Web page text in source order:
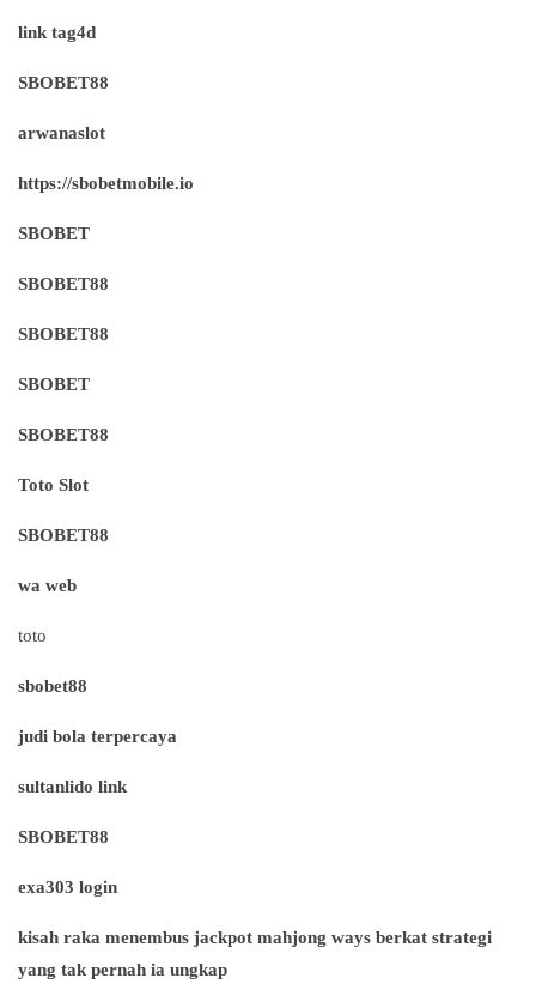
link tag4d
SBOBET88
arwanaslot
https://sbobetmobile.io
SBOBET
SBOBET88
SBOBET88
SBOBET
SBOBET88
Toto Slot
SBOBET88
wa web
toto
sbobet88
judi bola terpercaya
sultanlido link
SBOBET88
exa303 login
kisah raka menembus jackpot mahjong ways berkat strategi
yang tak pernah ia ungkap